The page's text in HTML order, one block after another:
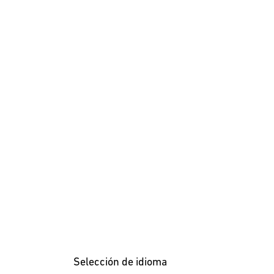
Selección de idioma